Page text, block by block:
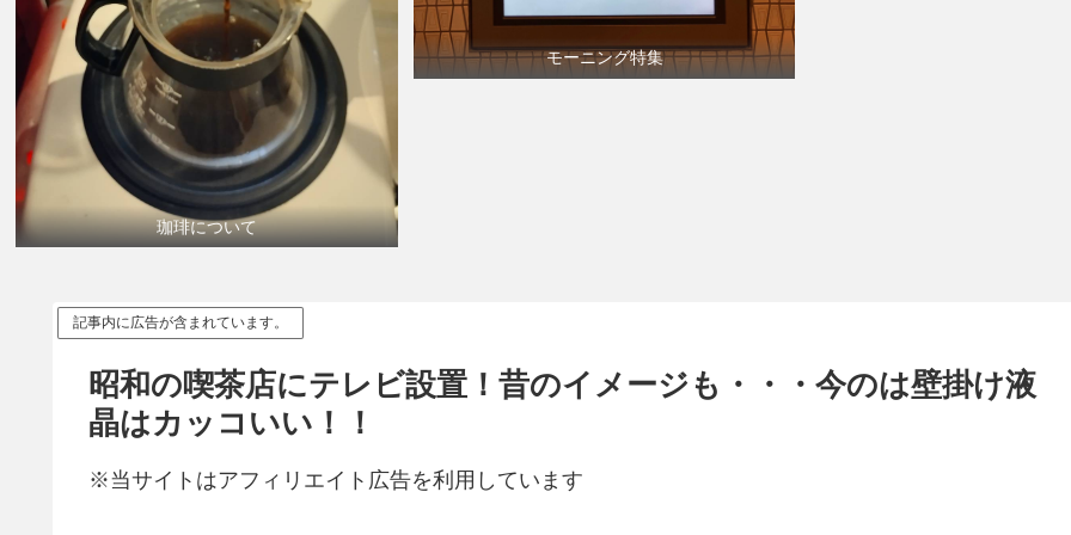
珈琲について
モーニング特集
記事内に広告が含まれています。
昭和の喫茶店にテレビ設置！昔のイメージも・・・今のは壁掛け液
晶はカッコいい！！
※当サイトはアフィリエイト広告を利用しています